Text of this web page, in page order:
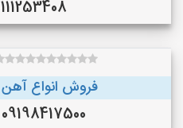
09111253408
فروش انواع
09198417500 (محمودآباد )